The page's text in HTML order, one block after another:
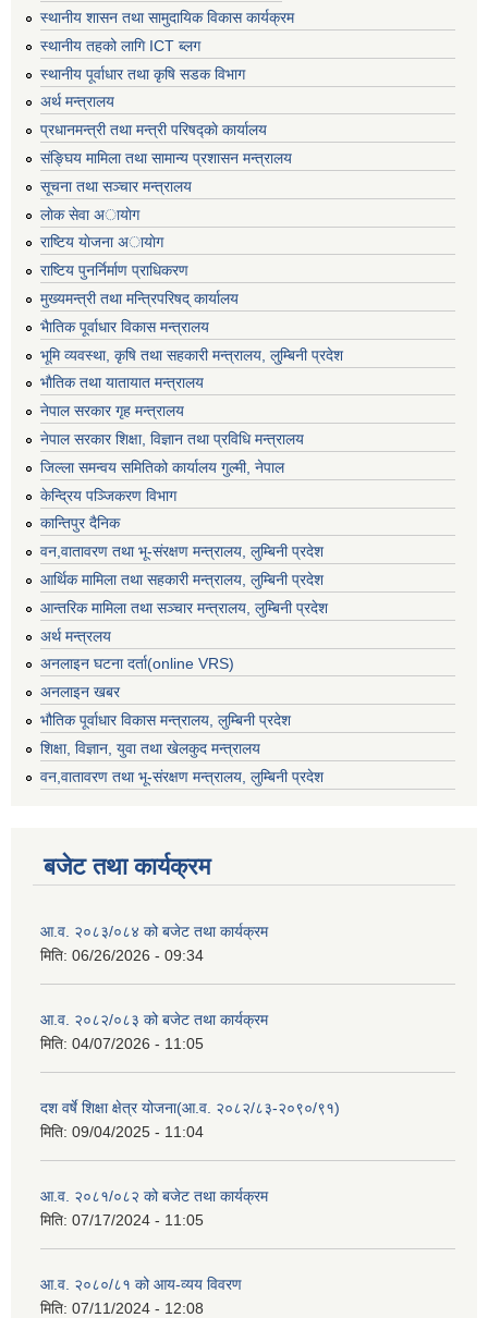
स्थानीय शासन तथा सामुदायिक विकास कार्यक्रम
स्थानीय तहको लागि ICT ब्लग
स्थानीय पूर्वाधार तथा कृषि सडक विभाग
अर्थ मन्त्रालय
प्रधानमन्त्री तथा मन्त्री परिषद्काे कार्यालय
संङ्घिय मामिला तथा सामान्य प्रशासन मन्त्रालय
सूचना तथा सञ्चार मन्त्रालय
लाेक सेवा अायाेग
राष्टिय याेजना अायाेग
राष्टिय पुनर्निर्माण प्राधिकरण
मुख्यमन्त्री तथा मन्त्रिपरिषद् कार्यालय
भैातिक पूर्वाधार विकास मन्त्रालय
भूमि व्यवस्था, कृषि तथा सहकारी मन्त्रालय, लु्म्बिनी प्रदेश
भाैतिक तथा यातायात मन्त्रालय
नेपाल सरकार गृह मन्त्रालय
नेपाल सरकार शिक्षा, विज्ञान तथा प्रविधि मन्त्रालय
जिल्ला समन्वय समितिको कार्यालय गुल्मी, नेपाल
केन्द्रिय पञ्जिकरण विभाग
कान्तिपुर दैनिक
वन,वातावरण तथा भू-संरक्षण मन्त्रालय, लुम्बिनी प्रदेश
आर्थिक मामिला तथा सहकारी मन्त्रालय, लुम्बिनी प्रदेश
आन्तरिक मामिला तथा सञ्चार मन्त्रालय, लुम्बिनी प्रदेश
अर्थ मन्त्रलय
अनलाइन घटना दर्ता(online VRS)
अनलाइन खबर
भौतिक पूर्वाधार विकास मन्त्रालय, लुम्बिनी प्रदेश
शिक्षा, विज्ञान, युवा तथा खेलकुद मन्‍‍त्रालय
वन,वातावरण तथा भू-संरक्षण मन्त्रालय, लुम्बिनी प्रदेश
बजेट तथा कार्यक्रम
आ.व. २०८३/०८४ को बजेट तथा कार्यक्रम
मिति: 06/26/2026 - 09:34
आ.व. २०८२/०८३ को बजेट तथा कार्यक्रम
मिति: 04/07/2026 - 11:05
दश वर्षे शिक्षा क्षेत्र योजना(आ.व. २०८२/८३-२०९०/९१)
मिति: 09/04/2025 - 11:04
आ.व. २०८१/०८२ को बजेट तथा कार्यक्रम
मिति: 07/17/2024 - 11:05
आ.व. २०८०/८१ को आय-व्यय विवरण
मिति: 07/11/2024 - 12:08